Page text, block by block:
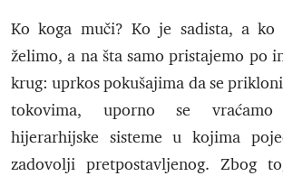
Ko koga muči? Ko je sadista, a ko
želimo, a na šta samo pristajemo po
krug: uprkos pokušajima da se
tokovima, uporno se
hijerarhijske sisteme u kojima
zadovolji pretpostavljenog. Zbog